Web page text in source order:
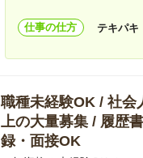
仕事の仕方 テキパキ
職種未経験OK / 社会
上の大量募集 / 履歴
録・面接OK